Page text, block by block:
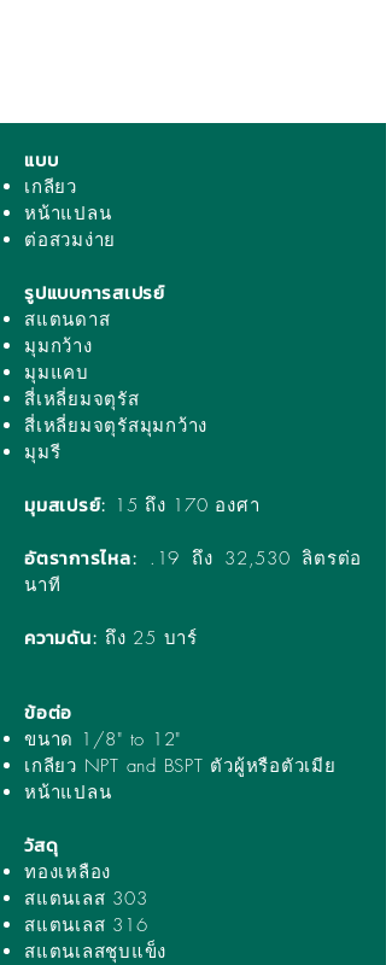
แบบ
เกลียว
หน้าแปลน
ต่อสวมง่าย
รูปแบบการสเปรย์
สแตนดาส
มุมกว้าง
มุมแคบ
สี่เหลี่ยมจตุรัส
สี่เหลี่ยมจตุรัสมุมกว้าง
มุมรี
มุมสเปรย์: 15 ถึง 170 องศา
อัตราการไหล: .19 ถึง 32,530 ลิตรต่อ
นาที
ความดัน: ถึง 25 บาร์
ข้อต่อ
ขนาด 1/8" to 12"
เกลียว NPT and BSPT ตัวผู้หรือตัวเมีย
หน้าแปลน
วัสดุ
ทองเหลือง
สแตนเลส 303
สแตนเลส 316
สแตนเลสชุบแข็ง